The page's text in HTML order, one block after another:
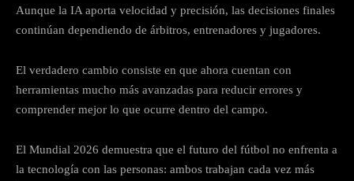
Aunque la IA aporta velocidad y precisión, las decisiones finales
continúan dependiendo de árbitros, entrenadores y jugadores.
El verdadero cambio consiste en que ahora cuentan con
herramientas mucho más avanzadas para reducir errores y
comprender mejor lo que ocurre dentro del campo.
El Mundial 2026 demuestra que el futuro del fútbol no enfrenta a
la tecnología con las personas: ambos trabajan cada vez más